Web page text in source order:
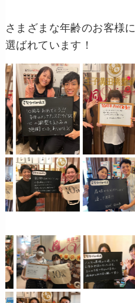
さまざまな年齢のお客様に
選ばれています！